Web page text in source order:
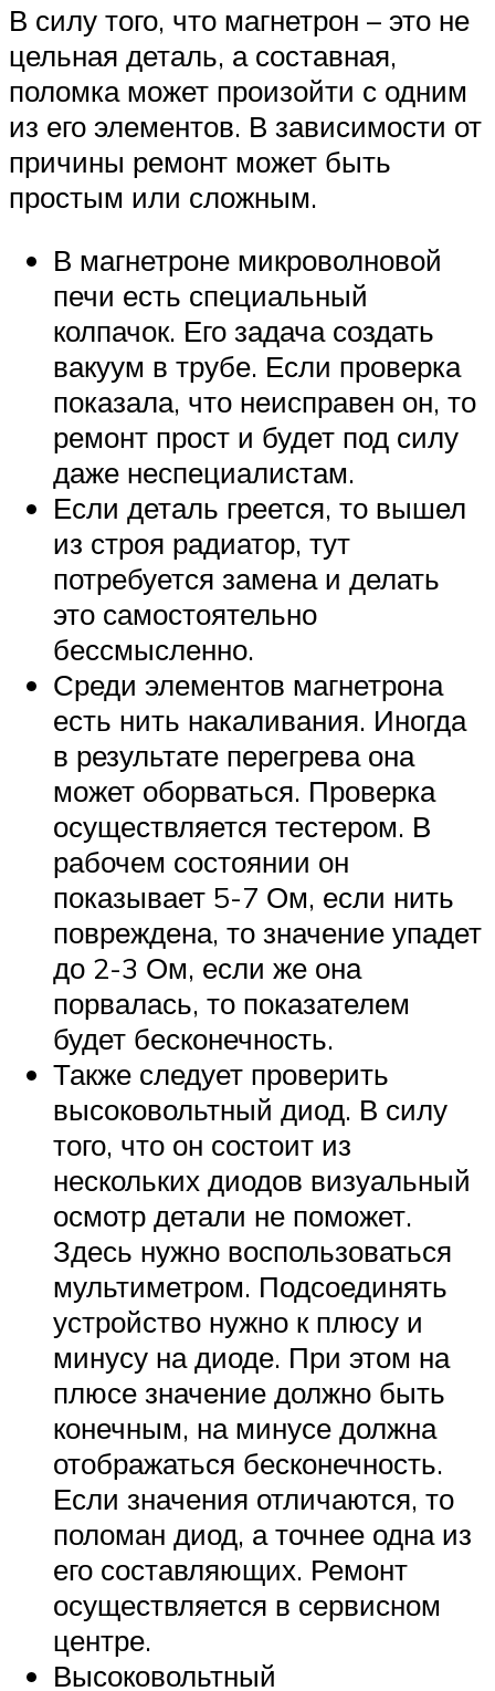
В силу того, что магнетрон – это не
цельная деталь, а составная,
поломка может произойти с одним
из его элементов. В зависимости от
причины ремонт может быть
простым или сложным.
В магнетроне микроволновой
печи есть специальный
колпачок. Его задача создать
вакуум в трубе. Если проверка
показала, что неисправен он, то
ремонт прост и будет под силу
даже неспециалистам.
Если деталь греется, то вышел
из строя радиатор, тут
потребуется замена и делать
это самостоятельно
бессмысленно.
Среди элементов магнетрона
есть нить накаливания. Иногда
в результате перегрева она
может оборваться. Проверка
осуществляется тестером. В
рабочем состоянии он
показывает 5-7 Ом, если нить
повреждена, то значение упадет
до 2-3 Ом, если же она
порвалась, то показателем
будет бесконечность.
Также следует проверить
высоковольтный диод. В силу
того, что он состоит из
нескольких диодов визуальный
осмотр детали не поможет.
Здесь нужно воспользоваться
мультиметром. Подсоединять
устройство нужно к плюсу и
минусу на диоде. При этом на
плюсе значение должно быть
конечным, на минусе должна
отображаться бесконечность.
Если значения отличаются, то
поломан диод, а точнее одна из
его составляющих. Ремонт
осуществляется в сервисном
центре.
Высоковольтный